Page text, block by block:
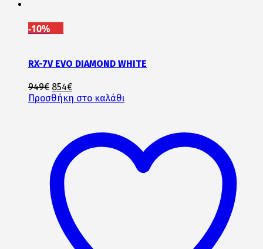
-10%
RX-7V EVO DIAMOND WHITE
949€ Original
price
854€Η
τρέχουσα
854€.
Προσθήκη στο καλάθι